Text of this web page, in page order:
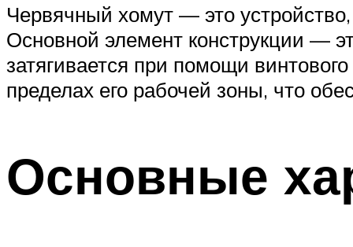
Червячный хомут — это
Основной элемент конструкции —
затягивается при помощи
пределах его рабочей зоны, что
Основные